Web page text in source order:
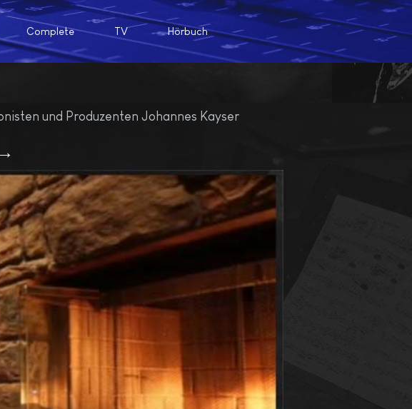
Complete TV Hörbuch
und Produzenten Johannes Kayser